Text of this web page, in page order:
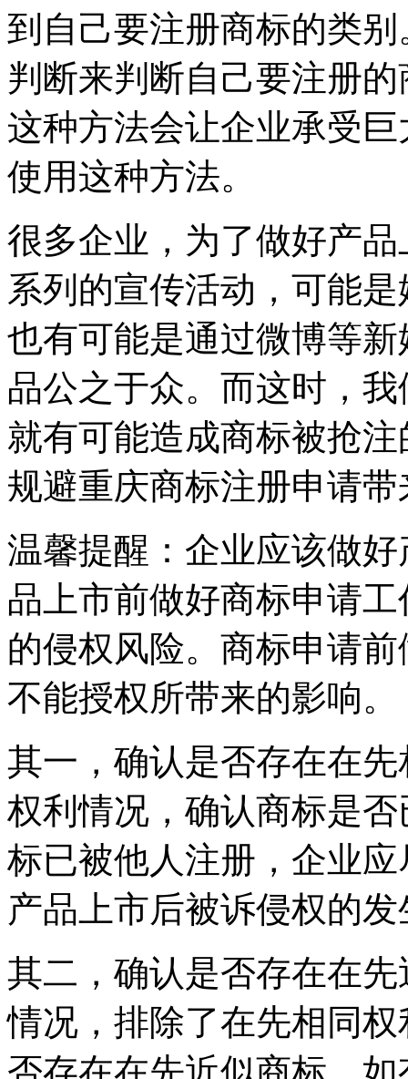
到自己要注册商标的类
判断来判断自己要注册
这种方法会让企业承受
使用这种方法。
很多企业，为了做好产
系列的宣传活动，可能
也有可能是通过微博等
品公之于众。而这时，
就有可能造成商标被抢
规避重庆商标注册申请
温馨提醒：企业应该做
品上市前做好商标申请
的侵权风险。商标申请
不能授权所带来的影响。
其一，确认是否存在在
权利情况，确认商标是
标已被他人注册，企业
产品上市后被诉侵权的
其二，确认是否存在在
情况，排除了在先相同